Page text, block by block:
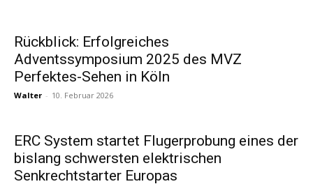
Rückblick: Erfolgreiches
Adventssymposium 2025 des MVZ
Perfektes-Sehen in Köln
Walter - 10. Februar 2026
ERC System startet Flugerprobung eines der
bislang schwersten elektrischen
Senkrechtstarter Europas